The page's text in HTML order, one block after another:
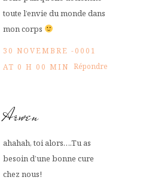
toute l’envie du monde dans
mon corps
30 NOVEMBRE -0001
AT 0 H 00 MIN Répondre
Arwen
ahahah, toi alors….Tu as
besoin d’une bonne cure
chez nous!